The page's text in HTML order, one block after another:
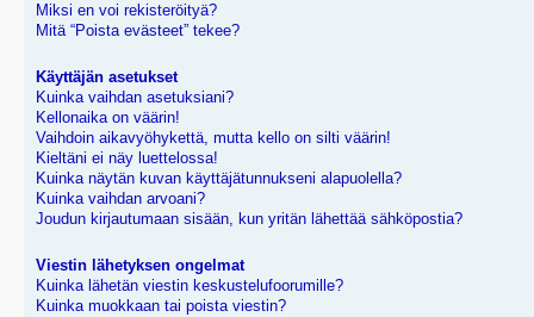
Miksi en voi rekisteröityä?
Mitä “Poista evästeet” tekee?
Käyttäjän asetukset
Kuinka vaihdan asetuksiani?
Kellonaika on väärin!
Vaihdoin aikavyöhykettä, mutta kello on silti väärin!
Kieltäni ei näy luettelossa!
Kuinka näytän kuvan käyttäjätunnukseni alapuolella?
Kuinka vaihdan arvoani?
Joudun kirjautumaan sisään, kun yritän lähettää sähköpostia?
Viestin lähetyksen ongelmat
Kuinka lähetän viestin keskustelufoorumille?
Kuinka muokkaan tai poista viestin?